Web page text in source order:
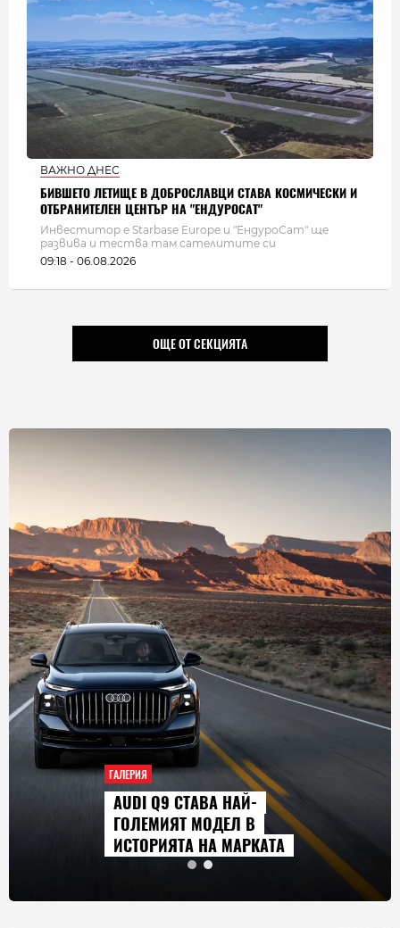
ВАЖНО ДНЕС
БИВШЕТО ЛЕТИЩЕ В ДОБРОСЛАВЦИ СТАВА КОСМИЧЕСКИ И
ОТБРАНИТЕЛЕН ЦЕНТЪР НА "ЕНДУРОСАТ"
Инвеститор е Starbase Europe и "ЕндуроСат" ще
развива и тества там сателитите си
09:18 - 06.08.2026
ОЩЕ ОТ СЕКЦИЯТА
ГАЛЕРИЯ
AUDI Q9 СТАВА НАЙ-
ГОЛЕМИЯТ МОДЕЛ В
ИСТОРИЯТА НА МАРКАТА